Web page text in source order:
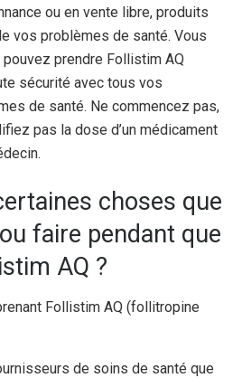
ou en vente libre, produits
vos problèmes de santé. Vous
prendre Follistim AQ
sécurité avec tous vos
de santé. Ne commencez pas,
pas la dose d’un médicament
choses que
faire pendant que
AQ ?
Follistim AQ (follitropine
de soins de santé que